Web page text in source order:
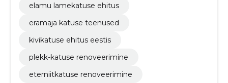
elamu lamekatuse ehitus
eramaja katuse teenused
kivikatuse ehitus eestis
plekk-katuse renoveerimine
eterniitkatuse renoveerimine